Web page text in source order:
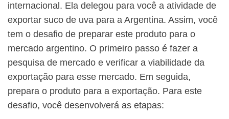
internacional. Ela delegou para você a atividade de
exportar suco de uva para a Argentina. Assim, você
tem o desafio de preparar este produto para o
mercado argentino. O primeiro passo é fazer a
pesquisa de mercado e verificar a viabilidade da
exportação para esse mercado. Em seguida,
prepara o produto para a exportação. Para este
desafio, você desenvolverá as etapas: